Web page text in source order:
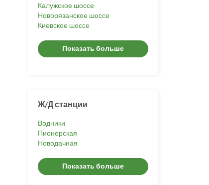
Калужское шоссе
Новорязанское шоссе
Киевское шоссе
Показать больше
Ж/Д станции
Водники
Пионерская
Новодачная
Показать больше